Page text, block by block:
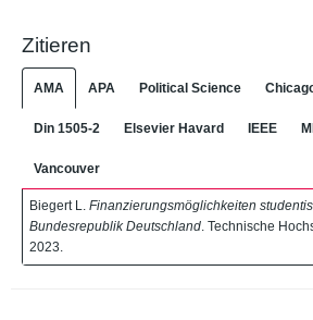
Zitieren
AMA APA Political Science
Din 1505-2 Elsevier Havard IEEE
Vancouver
Biegert L. Finanzierungsmöglichkeiten
Bundesrepublik Deutschland . Technische
2023.